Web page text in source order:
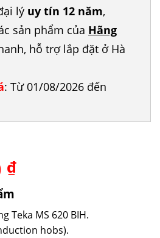
lý uy tín 12 năm,
sản phẩm của Hãng
hỗ trợ lắp đặt ở Hà
: Từ 01/08/2026 đến
₫Giá
là:
11.263.000 ₫.
Teka MS 620 BIH.
hobs).